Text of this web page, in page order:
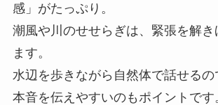
感」がたっぷり。
潮風や川のせせらぎは、緊張を解
ます。
水辺を歩きながら自然体で話せるの
本音を伝えやすいのもポイントです